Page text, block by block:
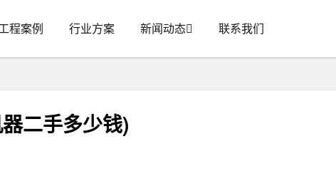
程案例 行业方案 新闻动态 联系我们
二手多少钱)